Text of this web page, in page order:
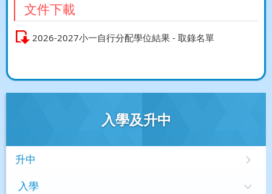
文件下載
2026-2027小一自行分配學位結果 - 取錄名單
入學及升中
升中
入學